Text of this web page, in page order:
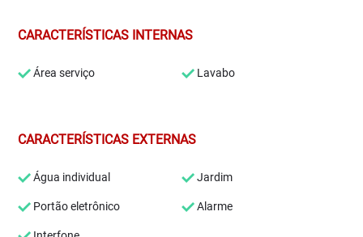
CARACTERÍSTICAS INTERNAS
Área serviço Lavabo
CARACTERÍSTICAS EXTERNAS
Água individual Jardim
Portão eletrônico Alarme